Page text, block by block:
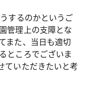
するのかというご
管理上の支障とな
また、当日も適切
ところでございま
ていただきたいと考